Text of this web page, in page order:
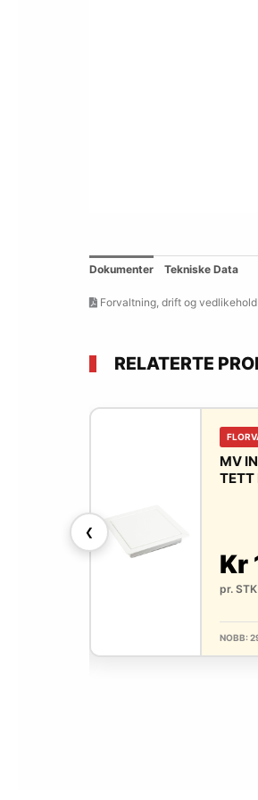
Dokumenter Tekniske Data
Forvaltning, drift og vedlikehold
RELATERTE
❮
MV
TETT
Kr
pr. STK
NOBB: